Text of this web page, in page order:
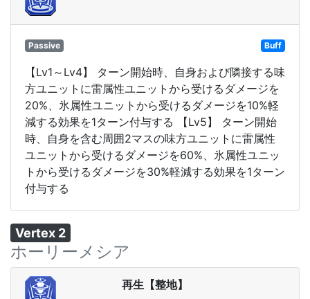
Passive Buff
【Lv1～Lv4】 ターン開始時、自身および隣接する味
方ユニットに雷属性ユニットから受けるダメージを
20%、氷属性ユニットから受けるダメージを10%軽
減する効果を1ターン付与する 【Lv5】 ターン開始
時、自身を含む周囲2マスの味方ユニットに雷属性
ユニットから受けるダメージを60%、氷属性ユニッ
トから受けるダメージを30%軽減する効果を1ターン
付与する
Vertex 2
ホーリーメシア
再生【整地】